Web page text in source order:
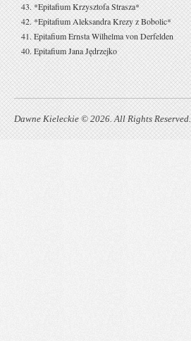
43. *Epitafium Krzysztofa Strasza*
42. *Epitafium Aleksandra Krezy z Bobolic*
41. Epitafium Ernsta Wilhelma von Derfelden
40. Epitafium Jana Jędrzejko
Dawne Kieleckie © 2026. All Rights Reserved.